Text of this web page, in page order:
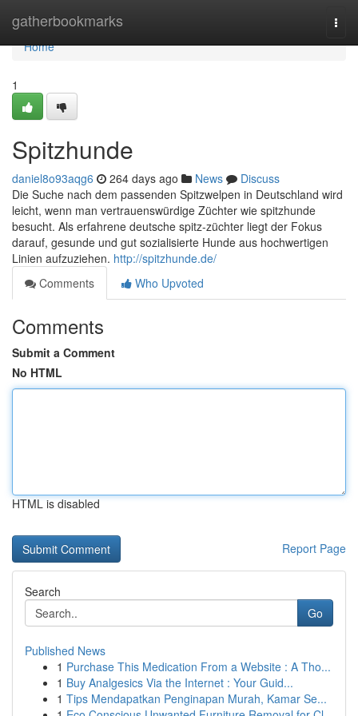
gatherbookmarks
Home
Home
1
Spitzhunde
daniel8o93aqg6 264 days ago News
Discuss
Die Suche nach dem passenden Spitzwelpen in Deutschland wird
leicht, wenn man vertrauenswürdige Züchter wie spitzhunde
besucht. Als erfahrene deutsche spitz-züchter liegt der Fokus
darauf, gesunde und gut sozialisierte Hunde aus hochwertigen
Linien aufzuziehen. http://spitzhunde.de/
Comments
Who Upvoted
Comments
Submit a Comment
No HTML
HTML is disabled
Report Page
Search
Go
Published News
1 Purchase This Medication From a Website : A Tho...
1 Buy Analgesics Via the Internet : Your Guid...
1 Tips Mendapatkan Penginapan Murah, Kamar Se...